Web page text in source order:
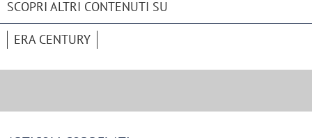
SCOPRI ALTRI CONTENUTI SU
ERA CENTURY